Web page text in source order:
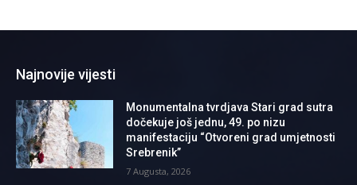
Najnovije vijesti
Monumentalna tvrdjava Stari grad sutra
dočekuje još jednu, 49. po nizu
manifestaciju “Otvoreni grad umjetnosti
Srebrenik”
7 Augusta, 2026